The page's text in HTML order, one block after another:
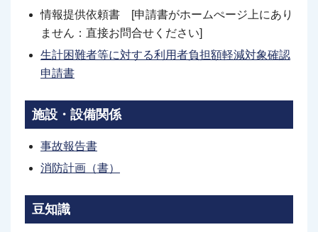
情報提供依頼書 [申請書がホームぺージ上にあり
ません：直接お問合せください]
生計困難者等に対する利用者負担額軽減対象確認
申請書
施設・設備関係
事故報告書
消防計画（書）
豆知識